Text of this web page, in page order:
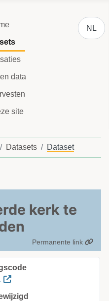
data
site
NL
Datasets Dataset
kerk te
Permanente link